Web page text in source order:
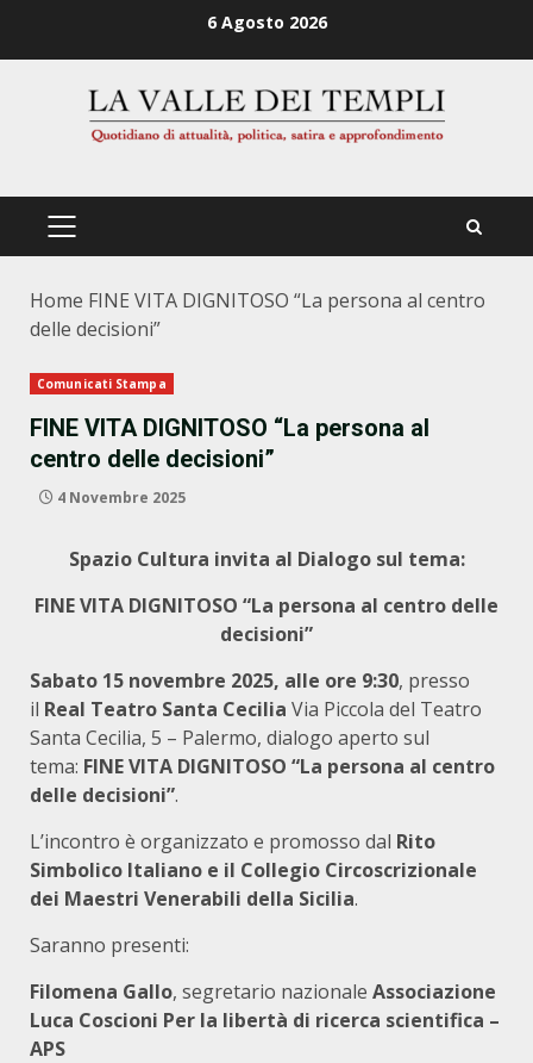
6 Agosto 2026
PRIMÄRES
Home FINE VITA DIGNITOSO “La persona al centro
delle decisioni”
Comunicati Stampa
FINE VITA DIGNITOSO “La persona al
centro delle decisioni”
4 Novembre 2025
Spazio Cultura invita al Dialogo sul tema:
FINE VITA DIGNITOSO “La persona al centro delle
decisioni”
Sabato 15 novembre 2025, alle ore 9:30, presso
il Real Teatro Santa Cecilia Via Piccola del Teatro
Santa Cecilia, 5 – Palermo, dialogo aperto sul
tema: FINE VITA DIGNITOSO “La persona al centro
delle decisioni”.
L’incontro è organizzato e promosso dal Rito
Simbolico Italiano e il Collegio Circoscrizionale
dei Maestri Venerabili della Sicilia.
Saranno presenti:
Filomena Gallo, segretario nazionale Associazione
Luca Coscioni Per la libertà di ricerca scientifica –
APS